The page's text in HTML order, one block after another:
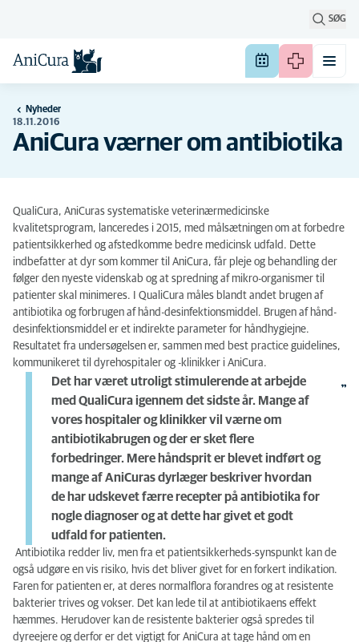
SØG
Nyheder
18.11.2016
AniCura værner om antibiotika
QualiCura, AniCuras systematiske veterinærmedicinske
kvalitetsprogram, lanceredes i 2015, med målsætningen om at forbedre
patientsikkerhed og afstedkomme bedre medicinsk udfald. Dette
indbefatter at dyr som kommer til AniCura, får pleje og behandling der
følger den nyeste videnskab og at spredning af mikro-organismer til
patienter skal minimeres. I QualiCura måles blandt andet brugen af
antibiotika og forbrugen af hånd-desinfektionsmiddel. Brugen af hånd-
desinfektionsmiddel er et indirekte parameter for håndhygiejne.
Resultatet fra undersøgelsen er, sammen med best practice guidelines,
kommunikeret til dyrehospitaler og -klinikker i AniCura.
Det har været utroligt stimulerende at arbejde
med QualiCura igennem det sidste år. Mange af
vores hospitaler og klinikker vil værne om
antibiotikabrugen og der er sket flere
forbedringer. Mere håndsprit er blevet indført og
mange af AniCuras dyrlæger beskriver hvordan
de har udskevet færre recepter på antibiotika for
nogle diagnoser og at dette har givet et godt
udfald for patienten.
Antibiotika redder liv, men fra et patientsikkerheds-synspunkt kan de
også udgøre en vis risiko, hvis det bliver givet for en forkert indikation.
Faren for patienten er, at deres normalflora forandres og at resistente
bakterier trives og vokser. Det kan lede til at antibiotikaens effekt
hæmmes. Herudover kan de resistente bakterier også spredes til
dyreejere og derfor er det vigtigt for AniCura at tage hånd om en